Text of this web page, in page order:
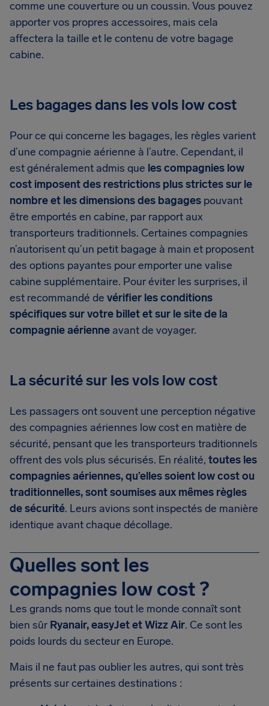
comme une couverture ou un coussin. Vous pouvez
apporter vos propres accessoires, mais cela
affectera la taille et le contenu de votre bagage
cabine.
Les bagages dans les vols low cost
Pour ce qui concerne les bagages, les règles varient
d’une compagnie aérienne à l’autre. Cependant, il
est généralement admis que les compagnies low
cost imposent des restrictions plus strictes sur le
nombre et les dimensions des bagages pouvant
être emportés en cabine, par rapport aux
transporteurs traditionnels. Certaines compagnies
n’autorisent qu’un petit bagage à main et proposent
des options payantes pour emporter une valise
cabine supplémentaire. Pour éviter les surprises, il
est recommandé de vérifier les conditions
spécifiques sur votre billet et sur le site de la
compagnie aérienne avant de voyager.
La sécurité sur les vols low cost
Les passagers ont souvent une perception négative
des compagnies aériennes low cost en matière de
sécurité, pensant que les transporteurs traditionnels
offrent des vols plus sécurisés. En réalité, toutes les
compagnies aériennes, qu’elles soient low cost ou
traditionnelles, sont soumises aux mêmes règles
de sécurité. Leurs avions sont inspectés de manière
identique avant chaque décollage.
Quelles sont les
compagnies low cost ?
Les grands noms que tout le monde connaît sont
bien sûr Ryanair, easyJet et Wizz Air. Ce sont les
poids lourds du secteur en Europe.
Mais il ne faut pas oublier les autres, qui sont très
présents sur certaines destinations :